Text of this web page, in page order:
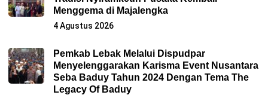
Menggema di Majalengka
4 Agustus 2026
Pemkab Lebak Melalui Dispudpar
Menyelenggarakan Karisma Event Nusantara
Seba Baduy Tahun 2024 Dengan Tema The
Legacy Of Baduy